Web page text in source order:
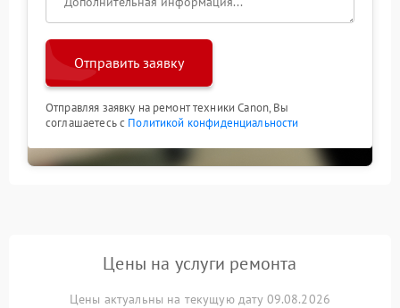
Отправить заявку
Отправляя заявку на ремонт техники Canon, Вы
соглашаетесь с Политикой конфиденциальности
Цены на услуги ремонта
Цены актуальны на текущую дату 09.08.2026